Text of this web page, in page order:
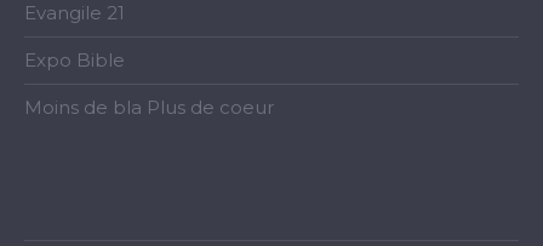
Evangile 21
Expo Bible
Moins de bla Plus de coeur